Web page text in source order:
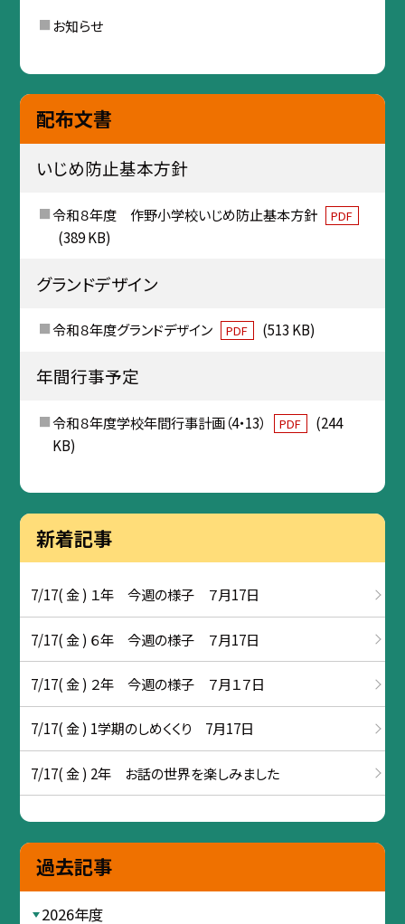
お知らせ
配布文書
いじめ防止基本方針
令和８年度 作野小学校いじめ防止基本方針 PDF
(389 KB)
グランドデザイン
令和８年度グランドデザイン PDF (513 KB)
年間行事予定
令和８年度学校年間行事計画（4・13） PDF
(244
KB)
新着記事
7/17( 金 ) １年 今週の様子 ７月17日
7/17( 金 ) ６年 今週の様子 ７月17日
7/17( 金 ) ２年 今週の様子 ７月１７日
7/17( 金 ) 1学期のしめくくり 7月17日
7/17( 金 ) 2年 お話の世界を楽しみました
過去記事
2026年度